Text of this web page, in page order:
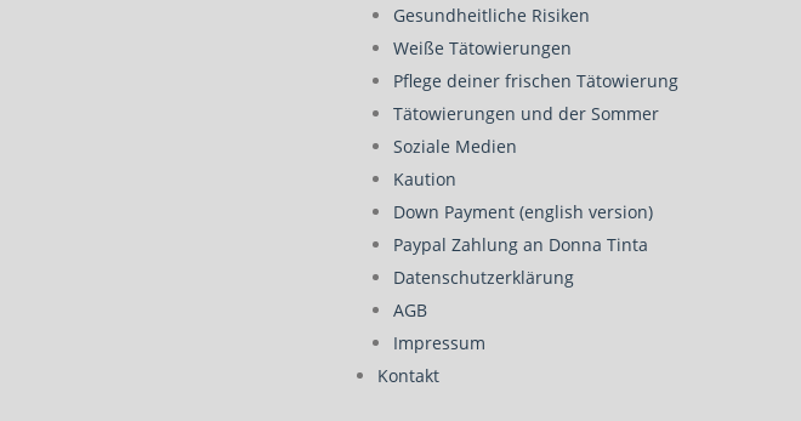
Gesundheitliche Risiken
Weiße Tätowierungen
Pflege deiner frischen Tätowierung
Tätowierungen und der Sommer
Soziale Medien
Kaution
Down Payment (english version)
Paypal Zahlung an Donna Tinta
Datenschutzerklärung
AGB
Impressum
Kontakt